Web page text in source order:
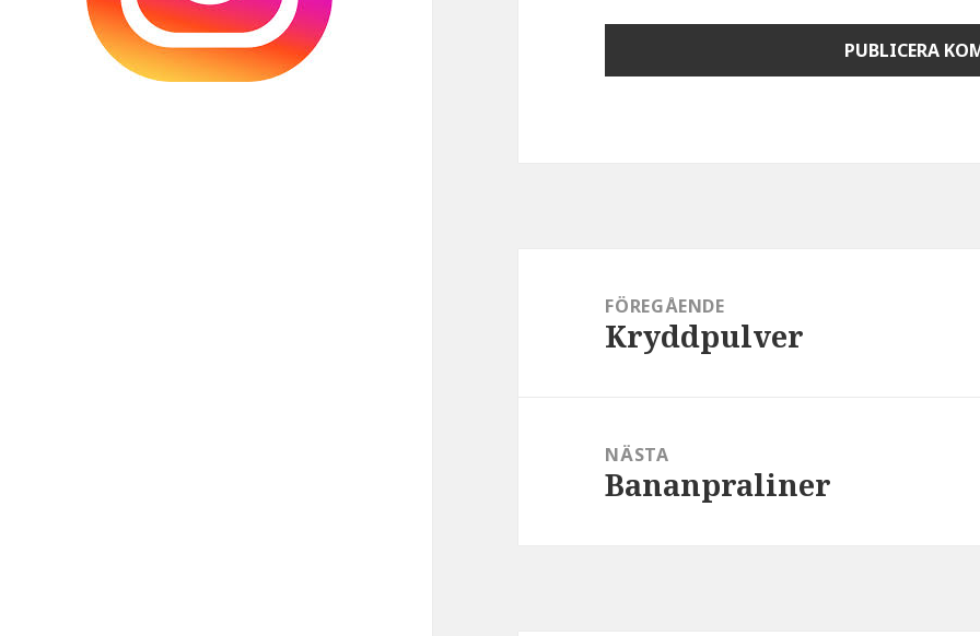
FÖREGÅENDE
Föregående
Kryddpulver
NÄSTA
Nästa
Bananpraliner